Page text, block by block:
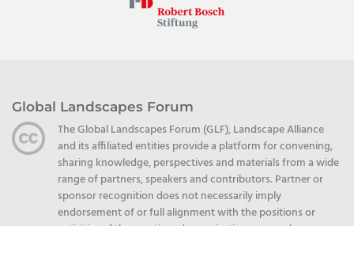
Global Landscapes Forum
The Global Landscapes Forum (GLF), Landscape Alliance
and its affiliated entities provide a platform for convening,
sharing knowledge, perspectives and materials from a wide
range of partners, speakers and contributors. Partner or
sponsor recognition does not necessarily imply
endorsement of or full alignment with the positions or
activities of the mentioned organizations or speakers.